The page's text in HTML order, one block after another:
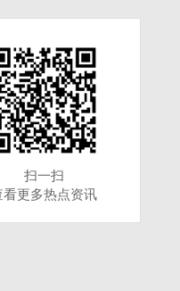
扫一扫
看更多热点资讯
扫一扫
看更多热点资讯